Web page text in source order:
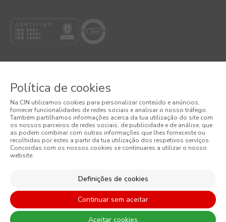
Termos e Condições
Política de Privacidade
Política de Cookies
Condições Gerais de Venda
Política de cookies
Na CIN utilizamos cookies para personalizar conteúdo e anúncios,
fornecer funcionalidades de redes sociais e analisar o nosso tráfego.
Também partilhamos informações acerca da tua utilização do site com
os nossos parceiros de redes sociais, de publicidade e de análise, que
as podem combinar com outras informações que lhes forneceste ou
recolhidas por estes a partir da tua utilização dos respetivos serviços.
Concordas com os nossos cookies se continuares a utilizar o nosso
website.
Definições de cookies
Continuar sem aceitar
Aceitar cookies